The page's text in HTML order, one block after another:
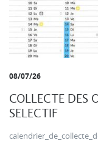
08/07/26
COLLECTE DES
SELECTIF